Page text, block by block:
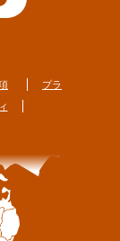
プラ